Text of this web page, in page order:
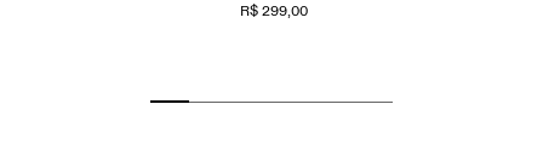
R$ 299,00